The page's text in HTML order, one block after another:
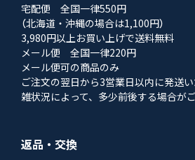
宅配便 全国一律550円
（北海道・沖縄の場合は1,100円）
3,980円以上お買い上げで送料無料
メール便 全国一律220円
メール便可の商品のみ
ご注文の翌日から3営業日以内に発送
雑状況によって、多少前後する場合がご
返品・交換